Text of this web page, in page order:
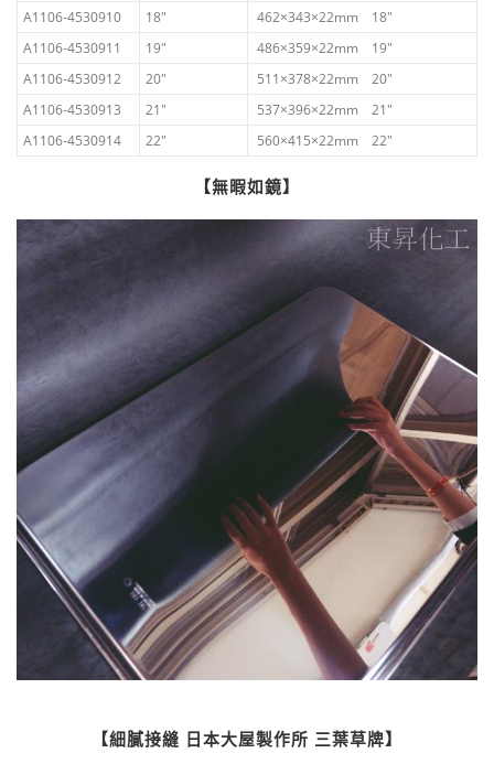
A1106-4530910
18″
462×343×22mm 18″
A1106-4530911
19″
486×359×22mm 19″
A1106-4530912
20″
511×378×22mm 20″
A1106-4530913
21″
537×396×22mm 21″
A1106-4530914
22″ 560×415×22mm 22″
【無暇如鏡】
【細膩接縫 日本大屋製作所 三葉草牌】